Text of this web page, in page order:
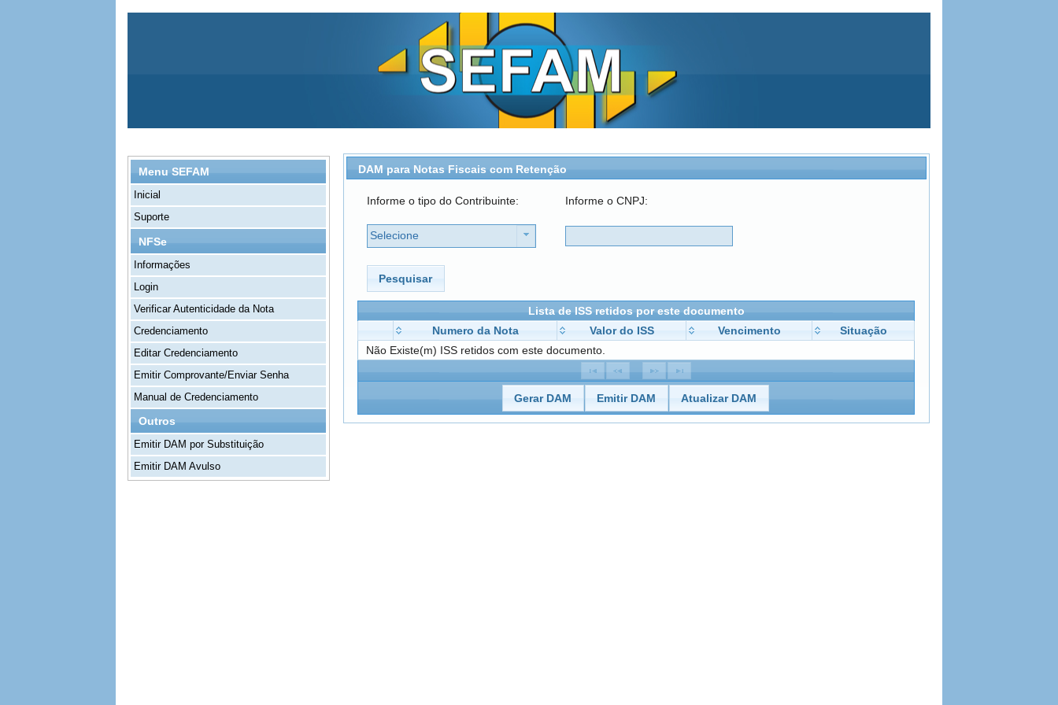
Menu SEFAM
Inicial
Suporte
NFSe
Informações
Login
Verificar Autenticidade da Nota
Credenciamento
Editar Credenciamento
Emitir Comprovante/Enviar Senha
Manual de Credenciamento
Outros
Emitir DAM por Substituição
Emitir DAM Avulso
DAM para Notas Fiscais com Retenção
Informe o tipo do Contribuinte: Informe o CNPJ:
Selecione
Pesquisar
Lista de ISS retidos por este documento
Numero da Nota
Valor do ISS Vencimento Situação
Gerar DAM Emitir DAM Atualizar DAM
Não Existe(m) ISS retidos com este documento.